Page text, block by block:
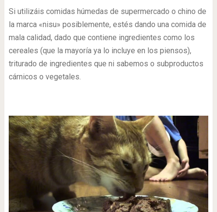
Si utilizáis comidas húmedas de supermercado o chino de
la marca «nisu» posiblemente, estés dando una comida de
mala calidad, dado que contiene ingredientes como los
cereales (que la mayoría ya lo incluye en los piensos),
triturado de ingredientes que ni sabemos o subproductos
cárnicos o vegetales.